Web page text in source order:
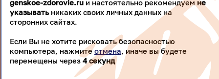
genskoe-zdorovie.ru и настоятельно рекомендуем не
указыватьникаких своих личных данных на
сторонних сайтах.
Если Вы не хотите рисковать безопасностью
компьютера, нажмитеотмена, иначе вы будете
перемещены через 4секунд